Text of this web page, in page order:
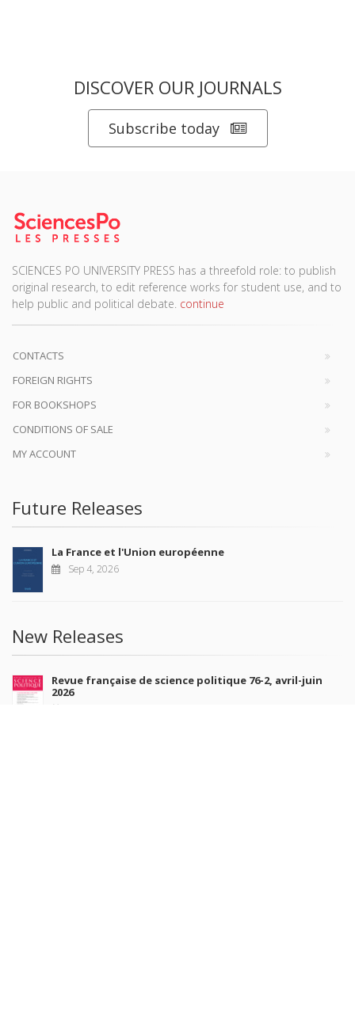
DISCOVER OUR JOURNALS
Subscribe today
SCIENCES PO UNIVERSITY PRESS has a threefold role: to publish
original research, to edit reference works for student use, and to
help public and political debate. continue
CONTACTS
FOREIGN RIGHTS
FOR BOOKSHOPS
CONDITIONS OF SALE
MY ACCOUNT
Future Releases
La France et l'Union européenne
Sep 4, 2026
New Releases
Revue française de science politique 76-2, avril-juin
2026